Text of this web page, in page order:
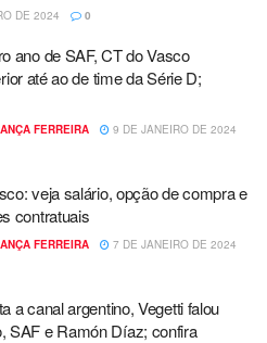
DE 2024
0
ano de SAF, CT do Vasco
até ao de time da Série D;
FERREIRA
9 DE JANEIRO DE 2024
veja salário, opção de compra e
contratuais
FERREIRA
7 DE JANEIRO DE 2024
a canal argentino, Vegetti falou
SAF e Ramón Díaz; confira